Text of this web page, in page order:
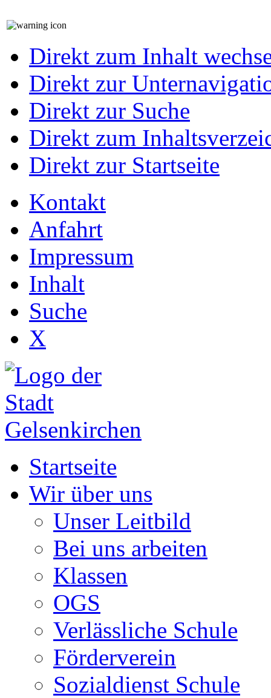
Direkt zum Inhalt
Direkt zur
Direkt zur Suche
Direkt zum
Direkt zur Startseite
Kontakt
Anfahrt
Impressum
Inhalt
Suche
X
Startseite
Wir über uns
Unser Leitbild
Bei uns arbeiten
Klassen
OGS
Verlässliche Schule
Förderverein
Sozialdienst Schule